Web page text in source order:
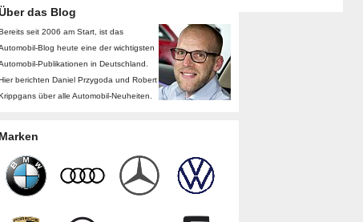
das Blog
seit 2006 am Start, ist das
Blog heute eine der wichtigsten
Publikationen in Deutschland.
berichten Daniel Przygoda und Robert
über alle Automobil-Neuheiten.
Marken